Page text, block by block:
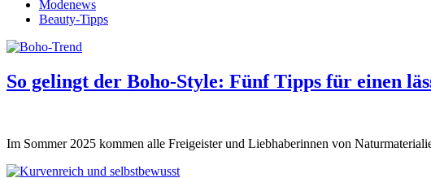
Modenews
Beauty-Tipps
So gelingt der Boho-Style: Fünf Tipps für einen
Im Sommer 2025 kommen alle Freigeister und Liebhaberinnen von